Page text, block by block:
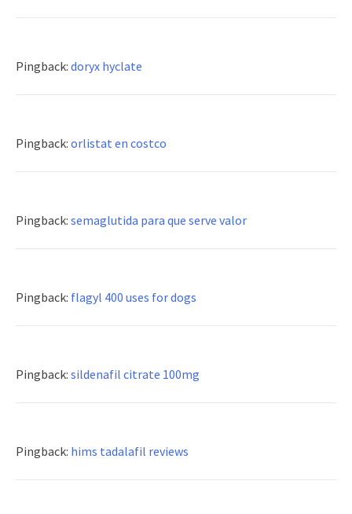
Pingback: doryx hyclate
Pingback: orlistat en costco
Pingback: semaglutida para que serve valor
Pingback: flagyl 400 uses for dogs
Pingback: sildenafil citrate 100mg
Pingback: hims tadalafil reviews